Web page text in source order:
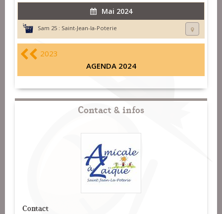
Mai 2024
Sam 25 : Saint-Jean-la-Poterie
2023
AGENDA 2024
Contact & infos
Contact